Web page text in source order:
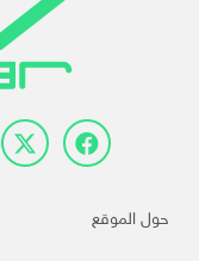
حول الموقع